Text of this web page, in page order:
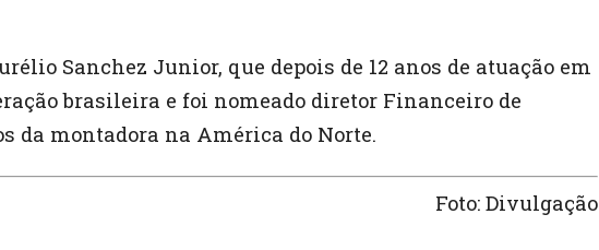
Sanchez Junior, que depois de 12 anos de atuação em
brasileira e foi nomeado diretor Financeiro de
da montadora na América do Norte.
Foto: Divulgação